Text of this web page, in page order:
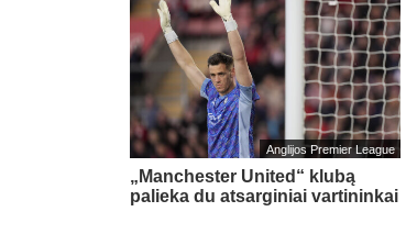
Anglijos Premier League
„Manchester United“ klubą
palieka du atsarginiai vartininkai